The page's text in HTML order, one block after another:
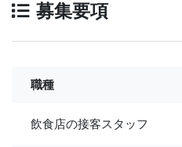
募集要項
職種
飲食店の接客スタッフ